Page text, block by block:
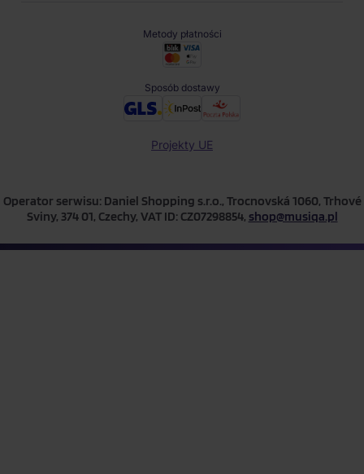
Metody płatności
Sposób dostawy
Projekty UE
Operator serwisu: Daniel Shopping s.r.o., Trocnovská 1060, Trhové
Sviny, 374 01, Czechy, VAT ID: CZ07298854, shop@musiqa.pl